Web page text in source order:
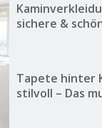
sichere &
Tapete hinter
stilvoll – Das